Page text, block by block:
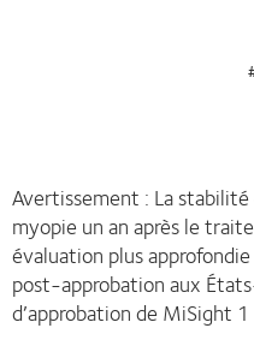
Avertissement : La
myopie un an après le
évaluation plus
post-approbation aux
d’approbation de MiSight